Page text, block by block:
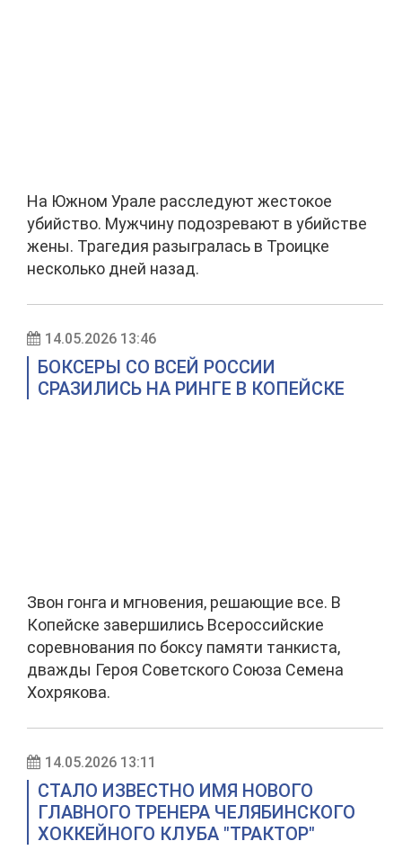
На Южном Урале расследуют жестокое
убийство. Мужчину подозревают в убийстве
жены. Трагедия разыгралась в Троицке
несколько дней назад.
14.05.2026 13:46
БОКСЕРЫ СО ВСЕЙ РОССИИ
СРАЗИЛИСЬ НА РИНГЕ В КОПЕЙСКЕ
Звон гонга и мгновения, решающие все. В
Копейске завершились Всероссийские
соревнования по боксу памяти танкиста,
дважды Героя Советского Союза Семена
Хохрякова.
14.05.2026 13:11
СТАЛО ИЗВЕСТНО ИМЯ НОВОГО
ГЛАВНОГО ТРЕНЕРА ЧЕЛЯБИНСКОГО
ХОККЕЙНОГО КЛУБА "ТРАКТОР"